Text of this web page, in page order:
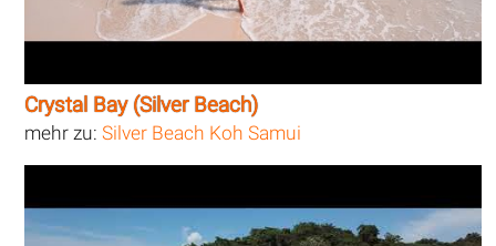
Crystal Bay (Silver Beach)
mehr zu:Silver Beach Koh Samui